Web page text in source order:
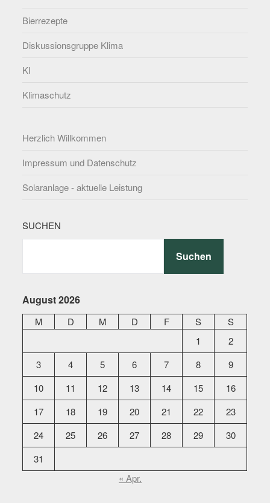
Bierrezepte
Diskussionsgruppe Klima
KI
Klimaschutz
Herzlich Willkommen
Impressum und Datenschutz
Solaranlage - aktuelle Leistung
SUCHEN
Suchen
August 2026
M D M D F S
S
1
2
3
4 5 6 7 8
9
10
11 12 13 14 15
16
17
18 19 20 21 22
23
24
25 26 27 28 29
30
31
« Apr.